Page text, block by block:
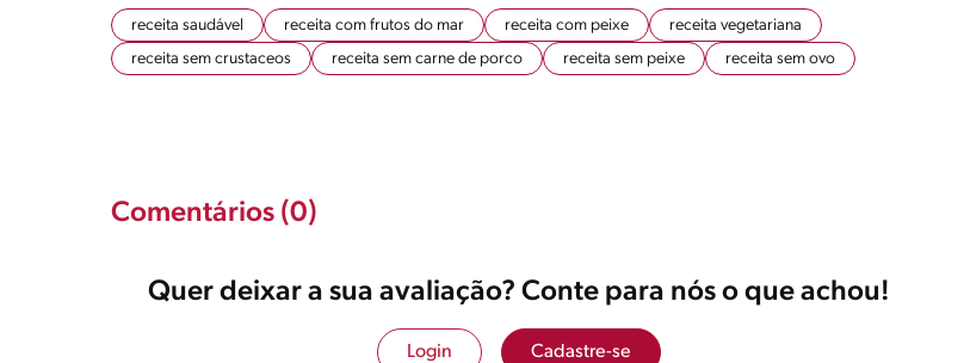
receita saudável receita com frutos do mar receita com peixe
receita vegetariana
receita sem crustaceos
receita sem carne de porco receita sem peixe receita sem ovo
Comentários (0)
Quer deixar a sua avaliação? Conte para nós o que achou!
Login Cadastre-se